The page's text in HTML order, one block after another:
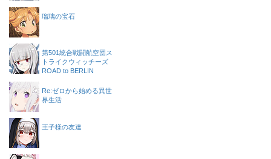
瑠璃の宝石
第501統合戦闘航空団ス
トライクウィッチーズ
ROAD to BERLIN
Re:ゼロから始める異世
界生活
王子様の友達